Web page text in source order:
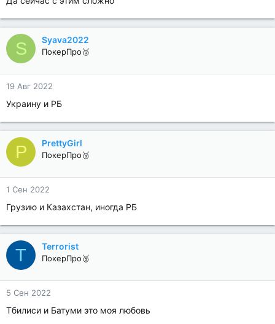
S Syava2022
ПокерПро🥉
19 Авг 2022
Украину и РБ
P PrettyGirl
ПокерПро🥉
1 Сен 2022
Грузию и Казахстан, иногда РБ
T Terrorist
ПокерПро🥉
5 Сен 2022
Тбилиси и Батуми это моя любовь